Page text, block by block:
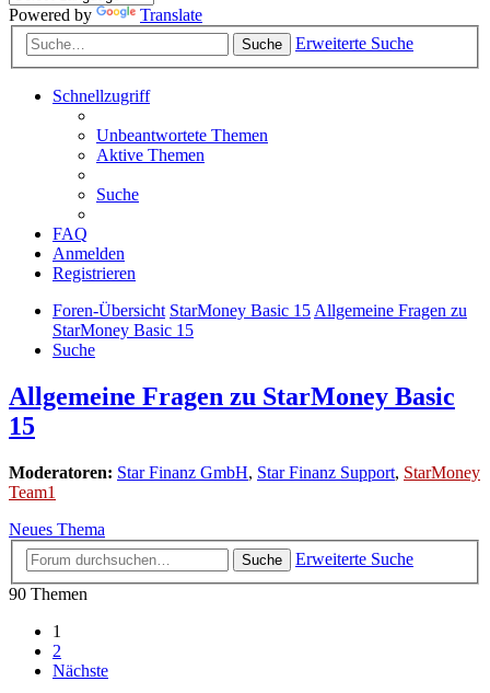
Powered by Translate
Suche Erweiterte Suche
Schnellzugriff
Unbeantwortete Themen
Aktive Themen
Suche
FAQ
Anmelden
Registrieren
Foren-Übersicht StarMoney Basic 15Allgemeine Fragen zu
StarMoney Basic 15
Suche
Allgemeine Fragen zu StarMoney Basic
15
Moderatoren: Star Finanz GmbH, Star Finanz Support, StarMoney
Team1
Neues Thema
Suche
Erweiterte Suche
90 Themen
1
2
Nächste